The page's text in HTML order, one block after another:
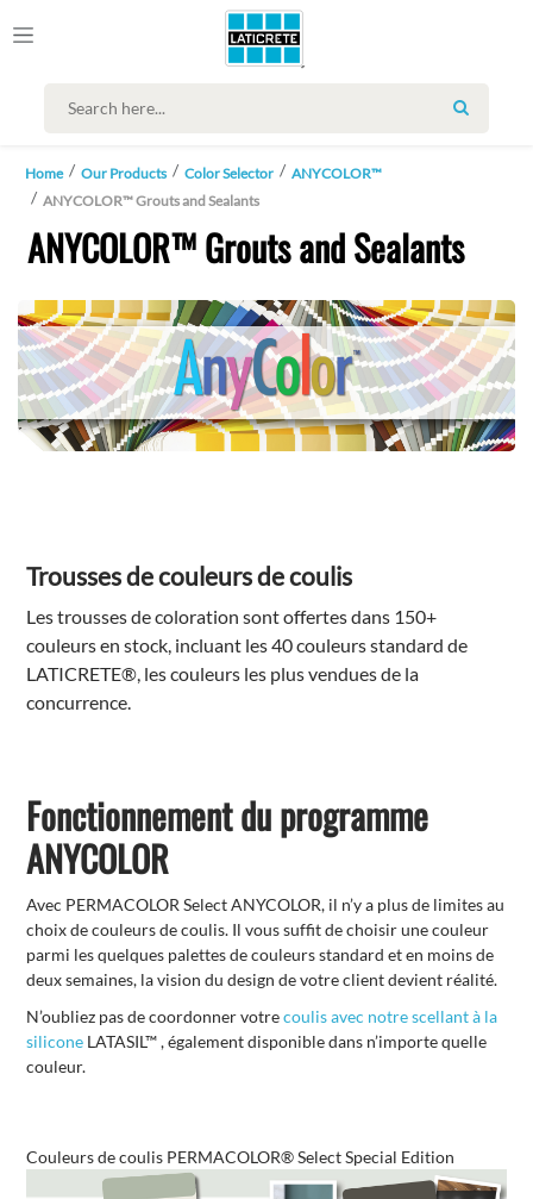
SEARCH
Home Our Products Color Selector
ANYCOLOR™
ANYCOLOR™ Grouts and Sealants
ANYCOLOR™ Grouts and Sealants
Trousses de couleurs de coulis
Les trousses de coloration sont offertes dans 150+
couleurs en stock, incluant les 40 couleurs standard de
LATICRETE®, les couleurs les plus vendues de la
concurrence.
Fonctionnement du programme
ANYCOLOR
Avec PERMACOLOR Select ANYCOLOR, il n’y a plus de limites au
choix de couleurs de coulis. Il vous suffit de choisir une couleur
parmi les quelques palettes de couleurs standard et en moins de
deux semaines, la vision du design de votre client devient réalité.
N’oubliez pas de coordonner votrecoulis avec notre scellant à la
silicone LATASIL™ , également disponible dans n’importe quelle
couleur.
Couleurs de coulis PERMACOLOR® Select Special Edition